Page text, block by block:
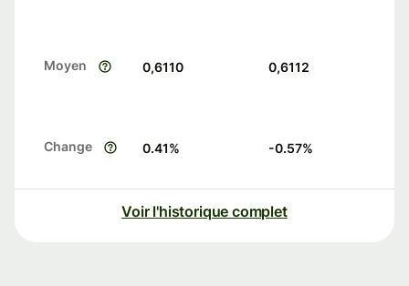
Moyen 0,6110 0,6112
Change 0.41% -0.57%
Voir l'historique complet